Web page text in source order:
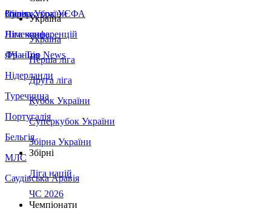
Збірна України
Італія
Німеччина
Франція
Нідерланди
Туреччина
Португалія
Бельгія
МЛС
Саудівська Аравія
Суперкубок УЄФА
Ліга конференцій
ЛЧ - Top News
Україна
Україна
Перша ліга
Друга ліга
Кубок України
Суперкубок України
Збірна України
Збірні
Ліга націй
ЧС 2026
Чемпіонати